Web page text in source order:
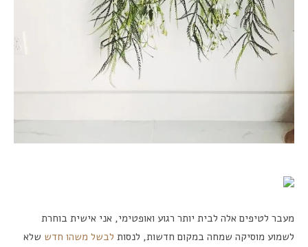
מעבר לטיפים אלה לבית יותר רגוע ואופטימי, אני אישית בוחרת
לשמוע מוסיקה שמחה במקום חדשות, לנסות לבשל משהו חדש שלא